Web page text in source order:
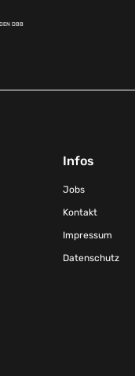
DBB
Infos
Jobs
Kontakt
Impressum
Datenschutz